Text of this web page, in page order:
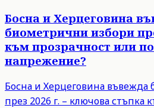
Босна и Херцеговина
биометрични избори
към прозрачност или
напрежение?
Босна и Херцеговина
през 2026 г. – ключова стъпка